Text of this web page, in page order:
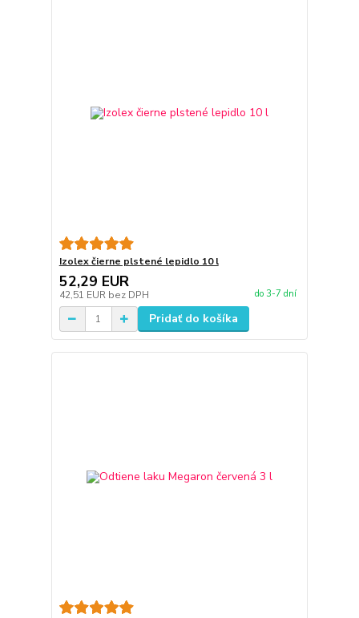
Izolex čierne plstené lepidlo 10 l
52,29 EUR
42,51 EUR bez DPH do 3-7 dní
Pridať do košíka